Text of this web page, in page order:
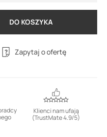
DO KOSZYKA
Zapytaj o ofertę
Klienci nam ufają
(TrustMate 4.9/5)